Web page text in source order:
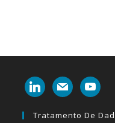
linkedinmail youtube
Tratamento De